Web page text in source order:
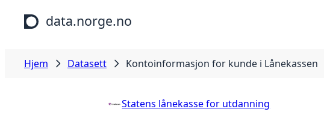
Hopp til hovedinnhold
data.norge.no
Hjem Datasett Kontoinformasjon for kunde i Lånekassen
Statens lånekasse for utdanning